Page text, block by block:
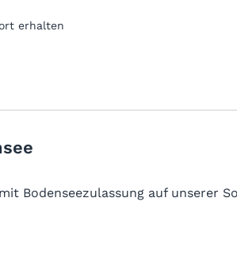
erhalten
Bodenseezulassung auf unserer